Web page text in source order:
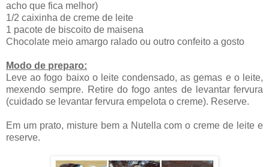
acho que fica melhor)
1/2 caixinha de creme de leite
1 pacote de biscoito de maisena
Chocolate meio amargo ralado ou outro confeito a gosto
Modo de preparo:
Leve ao fogo baixo o leite condensado, as gemas e o leite,
mexendo sempre. Retire do fogo antes de levantar fervura
(cuidado se levantar fervura empelota o creme). Reserve.
Em um prato, misture bem a Nutella com o creme de leite e
reserve.